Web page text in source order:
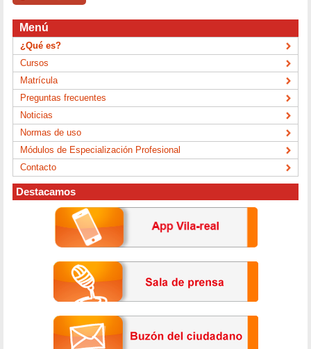
Menú
¿Qué es?
Cursos
Matrícula
Preguntas frecuentes
Noticias
Normas de uso
Módulos de Especialización Profesional
Contacto
Destacamos